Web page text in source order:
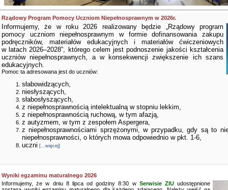
Rządowy Program Pomocy Uczniom Niepełnosprawnym w 2026r.
Informujemy, że w roku 2026 realizowany będzie „Rządowy program
pomocy uczniom niepełnosprawnym w formie dofinansowania zakupu
podręczników, materiałów edukacyjnych i materiałów ćwiczeniowych
w latach 2026–2028”, którego celem jest podnoszenie jakości kształcenia
uczniów niepełnosprawnych, a w konsekwencji zwiększenie ich szans
edukacyjnych.
Pomoc ta adresowana jest do uczniów:
słabowidzących,
niesłyszących,
słabosłyszących,
z niepełnosprawnością intelektualną w stopniu lekkim,
z niepełnosprawnością ruchową, w tym afazją,
z autyzmem, w tym z zespołem Aspergera,
z niepełnosprawnościami sprzężonymi, w przypadku, gdy są to
niepełnosprawności, o których mowa odpowiednio w pkt. 1-6,
uczni [...więcej]
Wyniki egzaminu maturalnego 2026
Informujemy, że w dniu 8 lipca od godziny 8:30 w Serwisie ZIU udostępnione